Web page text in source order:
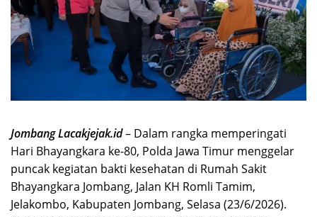
Jombang Lacakjejak.id– Dalam rangka memperingati
Hari Bhayangkara ke-80, Polda Jawa Timur menggelar
puncak kegiatan bakti kesehatan di Rumah Sakit
Bhayangkara Jombang, Jalan KH Romli Tamim,
Jelakombo, Kabupaten Jombang, Selasa (23/6/2026).